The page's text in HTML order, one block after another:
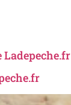
Ladepeche.fr